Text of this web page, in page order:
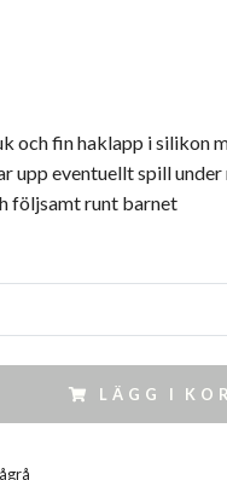
och fin haklapp i silikon
upp eventuellt spill under
följsamt runt barnet
LÄGG I